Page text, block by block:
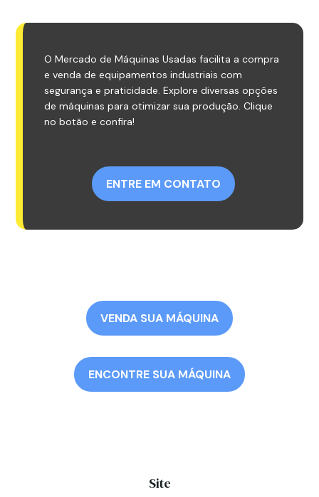
O Mercado de Máquinas Usadas facilita a compra
e venda de equipamentos industriais com
segurança e praticidade. Explore diversas opções
de máquinas para otimizar sua produção. Clique
no botão e confira!
ENTRE EM CONTATO
VENDA SUA MÁQUINA
ENCONTRE SUA MÁQUINA
Site